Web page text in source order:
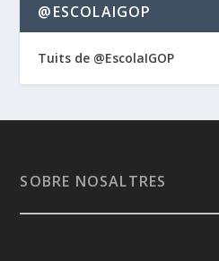
@ESCOLAIGOP
Tuits de @EscolaIGOP
SOBRE NOSALTRES